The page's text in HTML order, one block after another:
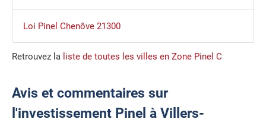
Loi Pinel Chenôve 21300
Retrouvez la liste de toutes les villes en Zone Pinel C
Avis et commentaires sur
l'investissement Pinel à Villers-